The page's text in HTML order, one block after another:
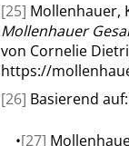
[25] Mollenhauer,
Mollenhauer
von Cornelie
https://
[26] Basierend auf:
•[27]